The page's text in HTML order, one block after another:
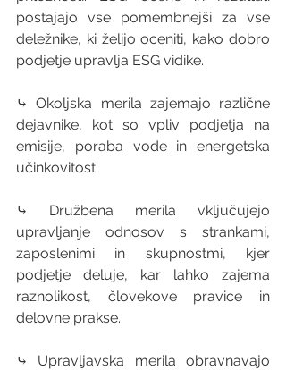
postajajo vse pomembnejši za vse
deležnike, ki želijo oceniti, kako dobro
podjetje upravlja ESG vidike.
⤷ Okoljska merila zajemajo različne
dejavnike, kot so vpliv podjetja na
emisije, poraba vode in energetska
učinkovitost.
⤷ Družbena merila vključujejo
upravljanje odnosov s strankami,
zaposlenimi in skupnostmi, kjer
podjetje deluje, kar lahko zajema
raznolikost, človekove pravice in
delovne prakse.
⤷ Upravljavska merila obravnavajo